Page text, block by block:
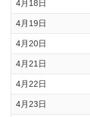
4月18日
4月19日
4月20日
4月21日
4月22日
4月23日